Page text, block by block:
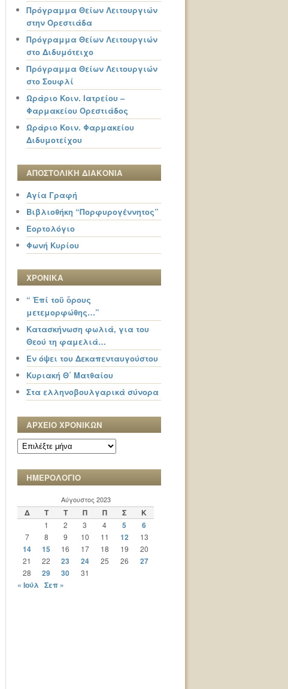
Πρόγραμμα Θείων Λειτουργιών
στην Ορεστιάδα
Πρόγραμμα Θείων Λειτουργιών
στο Διδυμότειχο
Πρόγραμμα Θείων Λειτουργιών
στο Σουφλί
Ωράριο Κοιν. Ιατρείου –
Φαρμακείου Ορεστιάδος
Ωράριο Κοιν. Φαρμακείου
Διδυμοτείχου
ΑΠΟΣΤΟΛΙΚΗ ΔΙΑΚΟΝΙΑ
Αγία Γραφή
Βιβλιοθήκη “Πορφυρογέννητος”
Εορτολόγιο
Φωνή Κυρίου
ΧΡΟΝΙΚΑ
“ Ἐπί τοῦ ὄρους
μετεμορφώθης…”
Κατασκήνωση φωλιά, για του
Θεού τη φαμελιά…
Εν όψει του Δεκαπενταυγούστου
Κυριακή Θ΄ Ματθαίου
Στα ελληνοβουλγαρικά σύνορα
ΑΡΧΕΙΟ ΧΡΟΝΙΚΩΝ
ΑΡΧΕΙΟ
ΧΡΟΝΙΚΩΝ
ΗΜΕΡΟΛΟΓΙΟ
Αύγουστος 2023
Δ Τ Τ Π Π Σ Κ
1 2 3 4 5 6
7 8 9 10 11 12 13
14 15 16 17 18 19
20
21
22 23 24 25 26 27
28 29 30 31
« Ιούλ Σεπ »